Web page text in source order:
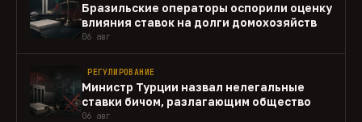
Бразильские операторы оспорили оценку
влияния ставок на долги домохозяйств
06 авг
РЕГУЛИРОВАНИЕ
Министр Турции назвал нелегальные
ставки бичом, разлагающим общество
06 авг